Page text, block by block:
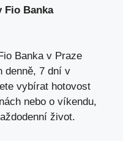
Fio Banka
Banka‌ v Praze
denně, 7 dní⁤ v
vybírat hotovost
nebo o ⁢víkendu,
život.